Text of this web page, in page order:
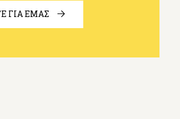
ΓΙΑ ΕΜΑΣ